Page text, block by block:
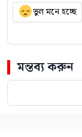
ভুল মনে হচ্ছে
মন্তব্য করুন